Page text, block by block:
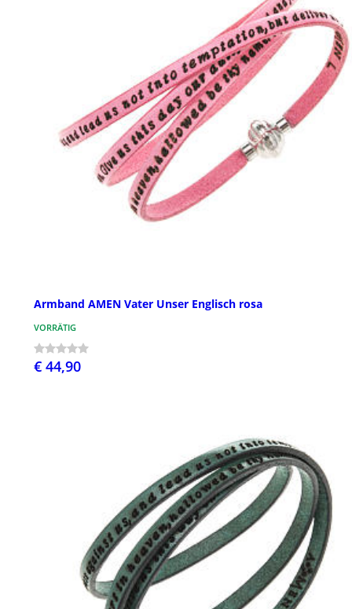
Armband AMEN Vater Unser Englisch rosa
VORRÄTIG
€ 44,90